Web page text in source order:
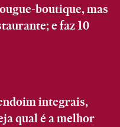
boutique, mas
e faz 10
integrais,
qual é a melhor